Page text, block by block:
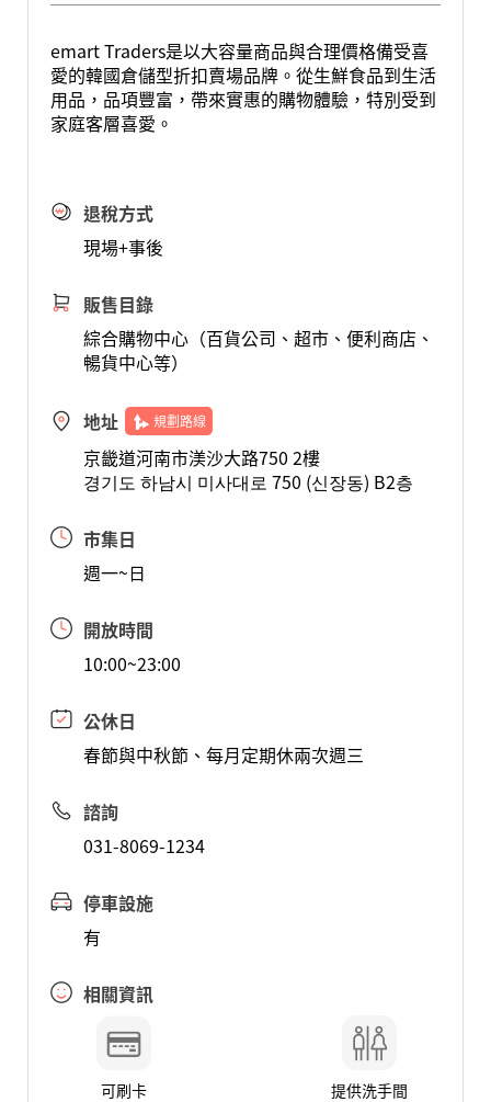
emart Traders是以大容量商品與合理價格備受喜
愛的韓國倉儲型折扣賣場品牌。從生鮮食品到生活
用品，品項豐富，帶來實惠的購物體驗，特別受到
家庭客層喜愛。
退稅方式
現場+事後
販售目錄
綜合購物中心（百貨公司、超市、便利商店、
暢貨中心等）
地址 規劃路線
京畿道河南市渼沙大路750 2樓
경기도 하남시 미사대로 750 (신장동) B2층
市集日
週一~日
開放時間
10:00~23:00
公休日
春節與中秋節、每月定期休兩次週三
諮詢
031-8069-1234
停車設施
有
相關資訊
可刷卡 提供洗手間